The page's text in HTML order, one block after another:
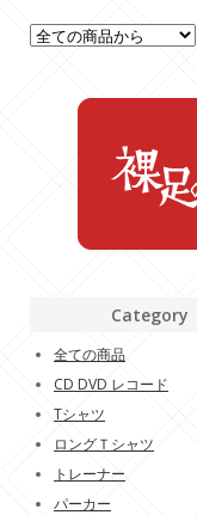
Category
全ての商品
CD DVD レコード
Tシャツ
ロングＴシャツ
トレーナー
パーカー